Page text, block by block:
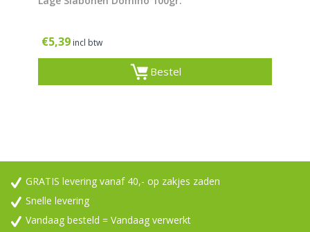
€5,39 incl btw
Bestel
GRATIS levering vanaf 40,- op zakjes zaden
Snelle levering
Vandaag besteld = Vandaag verwerkt